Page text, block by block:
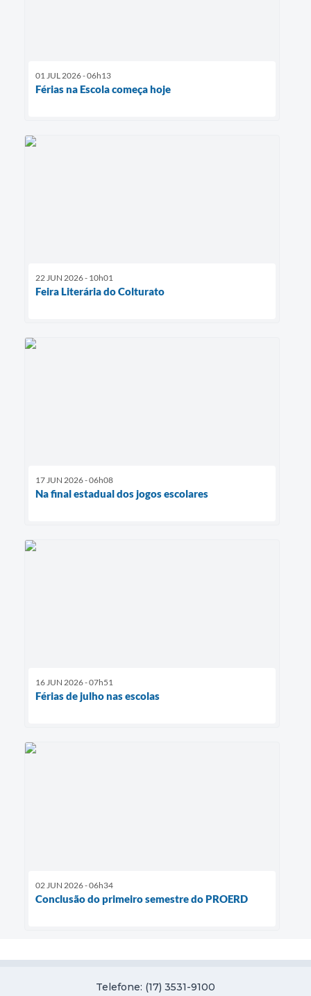
01 JUL 2026 - 06h13
Férias na Escola começa hoje
22 JUN 2026 - 10h01
Feira Literária do Colturato
17 JUN 2026 - 06h08
Na final estadual dos jogos escolares
16 JUN 2026 - 07h51
Férias de julho nas escolas
02 JUN 2026 - 06h34
Conclusão do primeiro semestre do PROERD
Telefone: (17) 3531-9100